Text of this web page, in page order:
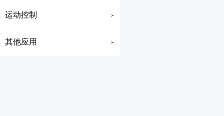
运动控制 >
其他应用 >